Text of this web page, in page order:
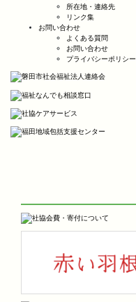
所在地・連絡先
リンク集
お問い合わせ
よくある質問
お問い合わせ
プライバシーポリシー